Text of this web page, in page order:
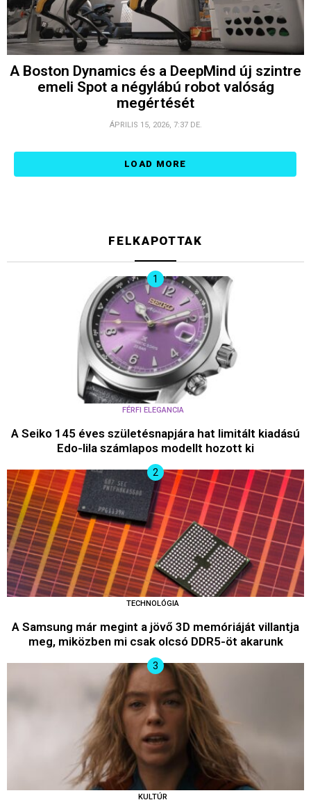
A Boston Dynamics és a DeepMind új szintre
emeli Spot a négylábú robot valóság
megértését
ÁPRILIS 15, 2026, 7:37 DE.
LOAD MORE
FELKAPOTTAK
FÉRFI ELEGANCIA
A Seiko 145 éves születésnapjára hat limitált kiadású
Edo-lila számlapos modellt hozott ki
TECHNOLÓGIA
A Samsung már megint a jövő 3D memóriáját villantja
meg, miközben mi csak olcsó DDR5-öt akarunk
KULTÚR